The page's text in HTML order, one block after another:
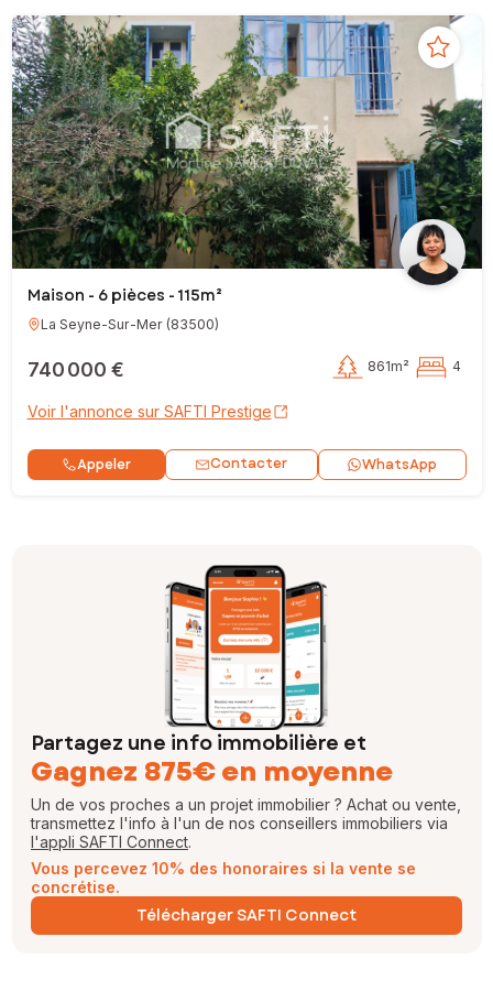
Maison - 6 pièces - 115m²
La Seyne-Sur-Mer(83500)
740 000 € 861m² 4
Voir l'annonce sur SAFTI Prestige
Appeler Contacter WhatsApp
Partagez une info immobilière et
Gagnez 875€ en moyenne
Un de vos proches a un projet immobilier ? Achat ou vente,
transmettez l'info à l'un de nos conseillers immobiliers via
l'appli SAFTI Connect.
Vous percevez 10% des honoraires si la vente se
concrétise.
Télécharger SAFTI Connect